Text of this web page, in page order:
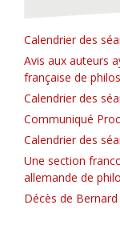
Calendrier des
Avis aux auteurs
française de
Calendrier des
Communiqué
Calendrier des
Une section
allemande de
Décès de